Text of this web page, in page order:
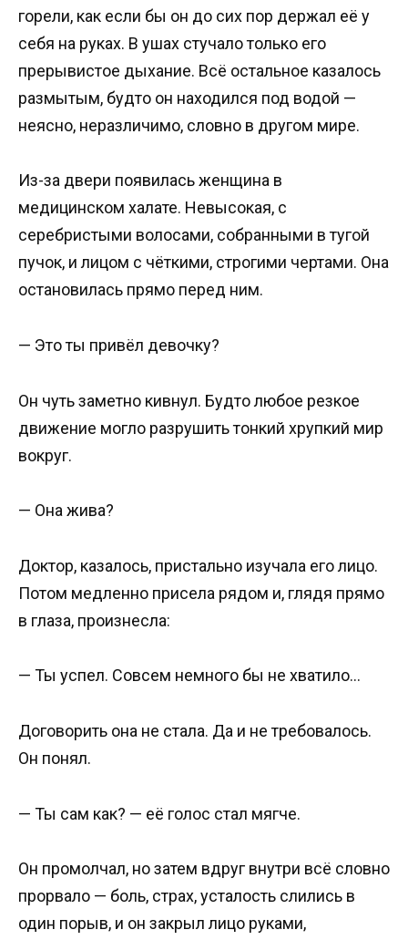
горели, как если бы он до сих пор держал её у
себя на руках. В ушах стучало только его
прерывистое дыхание. Всё остальное казалось
размытым, будто он находился под водой —
неясно, неразличимо, словно в другом мире.
Из-за двери появилась женщина в
медицинском халате. Невысокая, с
серебристыми волосами, собранными в тугой
пучок, и лицом с чёткими, строгими чертами. Она
остановилась прямо перед ним.
— Это ты привёл девочку?
Он чуть заметно кивнул. Будто любое резкое
движение могло разрушить тонкий хрупкий мир
вокруг.
— Она жива?
Доктор, казалось, пристально изучала его лицо.
Потом медленно присела рядом и, глядя прямо
в глаза, произнесла:
— Ты успел. Совсем немного бы не хватило…
Договорить она не стала. Да и не требовалось.
Он понял.
— Ты сам как? — её голос стал мягче.
Он промолчал, но затем вдруг внутри всё словно
прорвало — боль, страх, усталость слились в
один порыв, и он закрыл лицо руками,